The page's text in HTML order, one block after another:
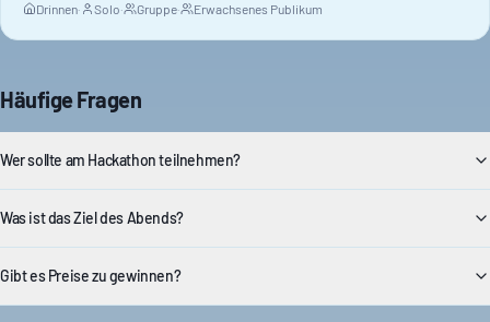
Drinnen· Solo· Gruppe· Erwachsenes Publikum
Häufige Fragen
Wer sollte am Hackathon teilnehmen?
Was ist das Ziel des Abends?
Gibt es Preise zu gewinnen?